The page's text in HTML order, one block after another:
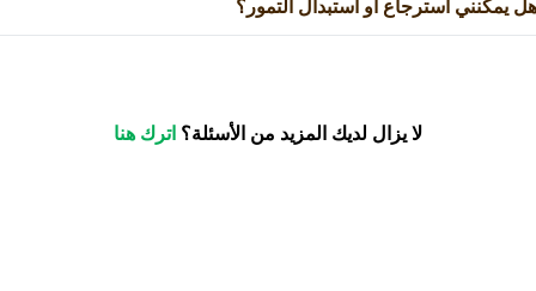
هل يمكنني استرجاع أو استبدال التمور؟
لا يزال لديك المزيد من الأسئلة؟ اترك هنا